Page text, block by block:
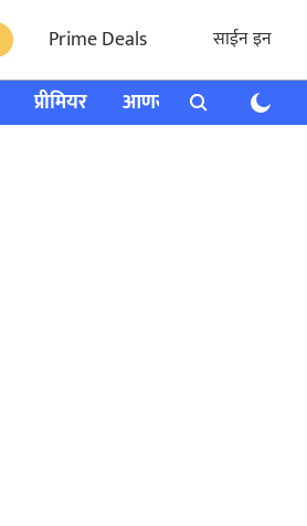
Prime Deals साईन इन
प्रीमियर आणखी राशी भविष्य